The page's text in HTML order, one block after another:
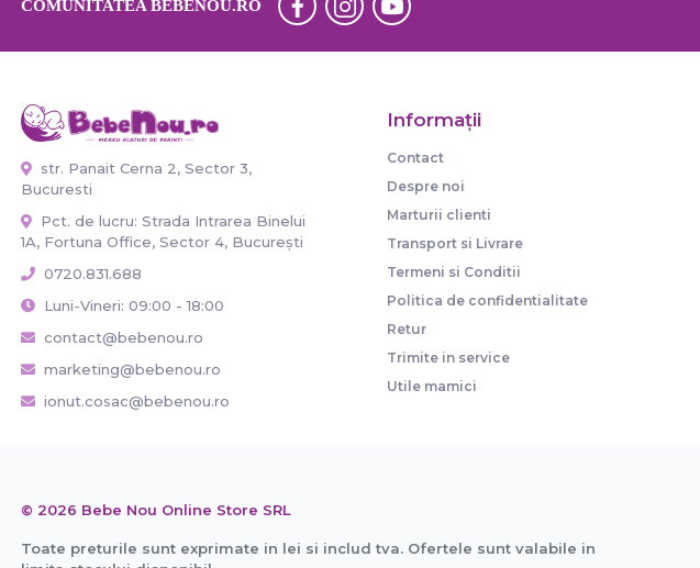
COMUNITATEA BEBENOU.RO
str. Panait Cerna 2, Sector 3,
Bucuresti
Pct. de lucru: Strada Intrarea Binelui
1A, Fortuna Office, Sector 4, București
0720.831.688
Luni-Vineri: 09:00 - 18:00
contact@bebenou.ro
marketing@bebenou.ro
ionut.cosac@bebenou.ro
Informaţii
Contact
Despre noi
Marturii clienti
Transport si Livrare
Termeni si Conditii
Politica de confidentialitate
Retur
Trimite in service
Utile mamici
© 2026 Bebe Nou Online Store SRL
Toate preturile sunt exprimate in lei si includ tva. Ofertele sunt valabile in